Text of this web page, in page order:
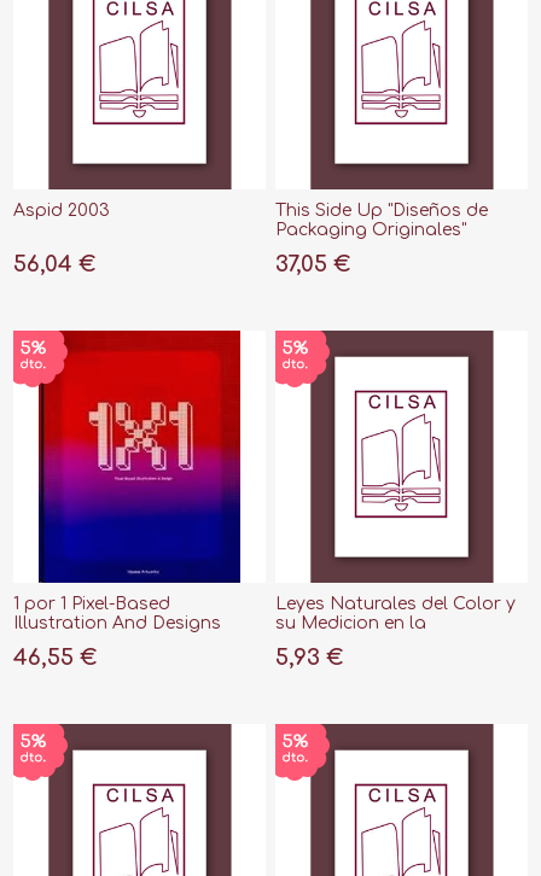
Aspid 2003
56,04 €
This Side Up "Diseños de
Packaging Originales"
37,05 €
1 por 1 Pixel-Based
Illustration And Designs
46,55 €
Leyes Naturales del Color y
su Medicion en la
Santana
5,93 €